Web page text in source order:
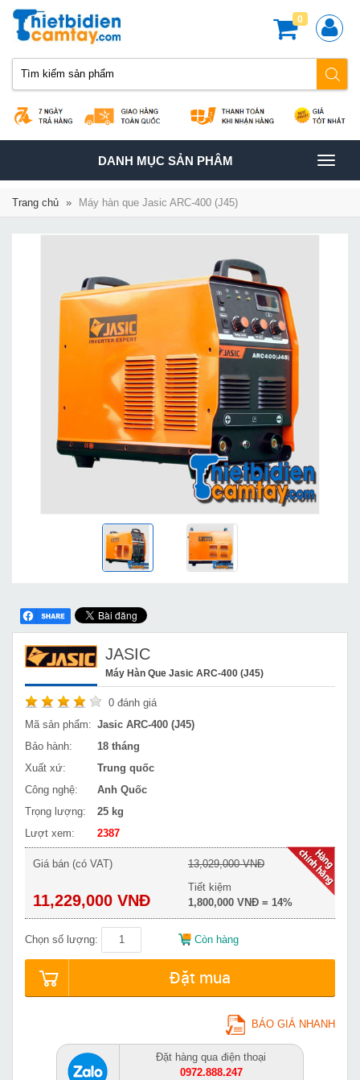
0
TOGGLE
NAVIGATION
DANH MỤC SẢN PHÂM
Trang chủ » Máy hàn que Jasic ARC-400 (J45)
JASIC
Máy Hàn Que Jasic ARC-400 (J45)
0 đánh giá
Mã sản phẩm: Jasic ARC-400 (J45)
Bảo hành:
18 tháng
Xuất xứ:
Trung quốc
Công nghệ:
Anh Quốc
Trọng lượng:
25 kg
Lượt xem:
2387
Giá bán (có VAT)
11,229,000 VNĐ
13,029,000 VNĐ
Tiết kiệm
1,800,000 VNĐ = 14%
Chọn số lượng: Còn hàng
Đặt mua
BÁO GIÁ NHANH
Đặt hàng qua điện thoại
0972.888.247